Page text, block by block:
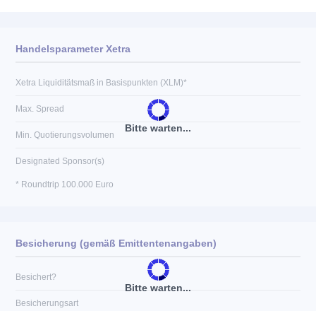
Bitte warten...
Handelsparameter Xetra
Xetra Liquiditätsmaß in Basispunkten (XLM)*
Max. Spread
Min. Quotierungsvolumen
Designated Sponsor(s)
* Roundtrip 100.000 Euro
Bitte warten...
Besicherung (gemäß Emittentenangaben)
Besichert?
Besicherungsart